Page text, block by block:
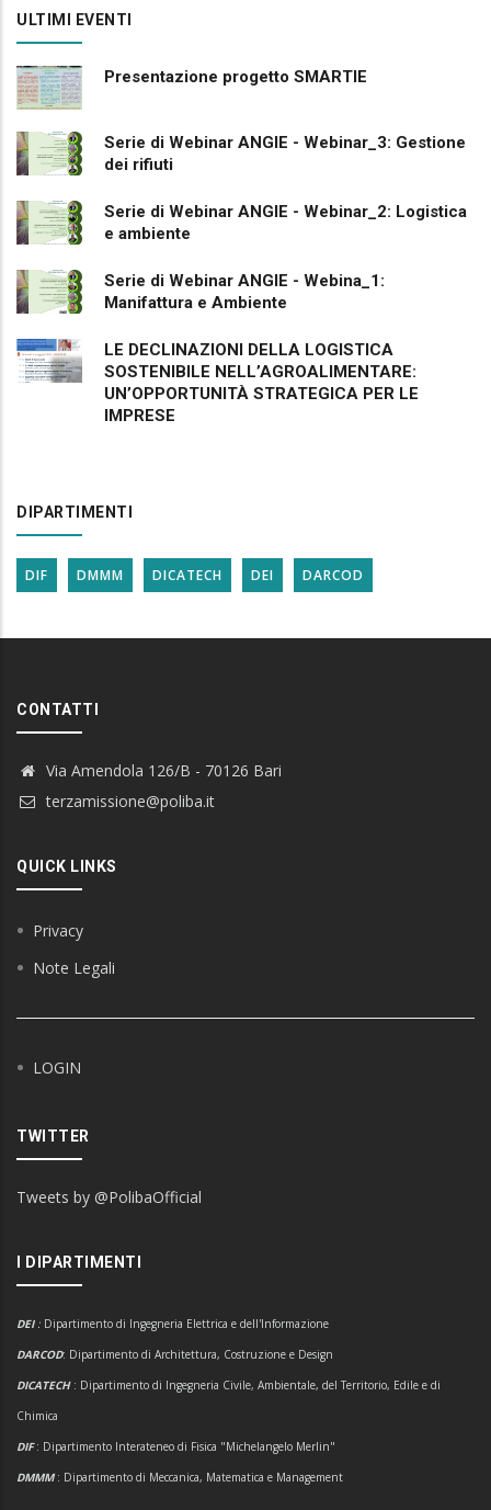
ULTIMI EVENTI
Presentazione progetto SMARTIE
Serie di Webinar ANGIE - Webinar_3: Gestione
dei rifiuti
Serie di Webinar ANGIE - Webinar_2: Logistica
e ambiente
Serie di Webinar ANGIE - Webina_1:
Manifattura e Ambiente
LE DECLINAZIONI DELLA LOGISTICA
SOSTENIBILE NELL’AGROALIMENTARE:
UN’OPPORTUNITÀ STRATEGICA PER LE
IMPRESE
DIPARTIMENTI
DIF DMMM DICATECH DEI DARCOD
CONTATTI
Via Amendola 126/B - 70126 Bari
terzamissione@poliba.it
QUICK LINKS
Privacy
Note Legali
LOGIN
TWITTER
Tweets by @PolibaOfficial
I DIPARTIMENTI
DEI : Dipartimento di Ingegneria Elettrica e dell'Informazione
DARCOD: Dipartimento di Architettura, Costruzione e Design
DICATECH : Dipartimento di Ingegneria Civile, Ambientale, del Territorio, Edile e di
Chimica
DIF: Dipartimento Interateneo di Fisica "Michelangelo Merlin"
DMMM: Dipartimento di Meccanica, Matematica e Management